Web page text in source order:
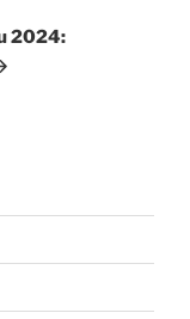
2024: